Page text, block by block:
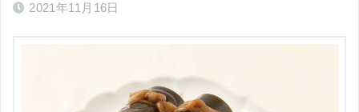
2021年11月16日